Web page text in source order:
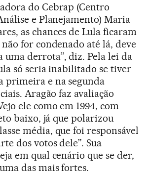
do Cebrap (Centro
e Planejamento) Maria
as chances de Lula ficaram
não for condenado até lá, deve
uma derrota”, diz. Pela lei da
só seria inabilitado se tiver
primeira e na segunda
Aragão faz avaliação
ele como em 1994, com
baixo, já que polarizou
média, que foi responsável
dos votos dele”. Sua
em qual cenário que se der,
das mais fortes.